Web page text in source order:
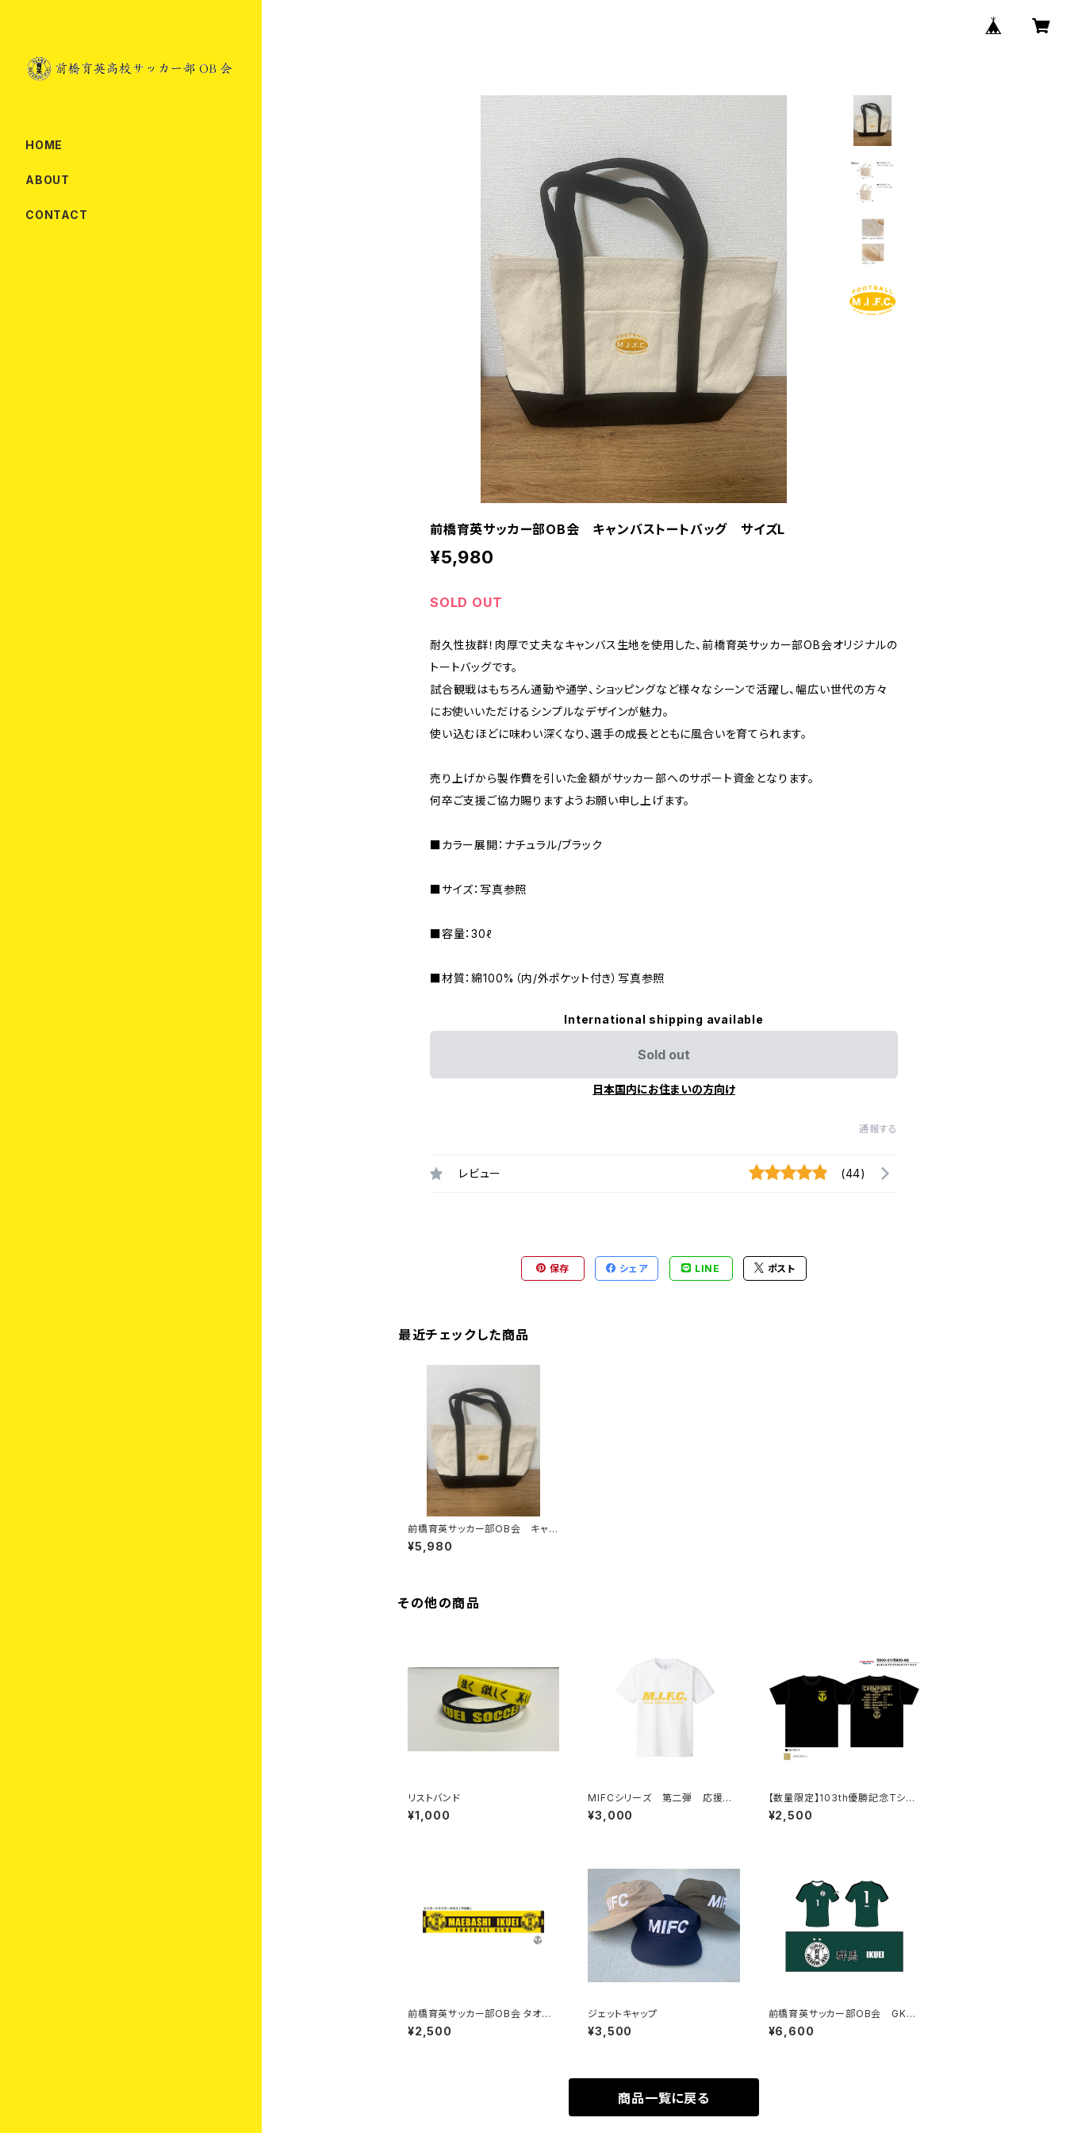
前橋育英サッカー部OB会 キャンバストートバッグ サイズL
¥5,980
SOLD OUT
耐久性抜群！肉厚で丈夫なキャンバス生地を使用した、前橋育英サッカー部OB会オリジナルの
トートバッグです。
試合観戦はもちろん通勤や通学、ショッピングなど様々なシーンで活躍し、幅広い世代の方々
にお使いいただけるシンプルなデザインが魅力。
使い込むほどに味わい深くなり、選手の成長とともに風合いを育てられます。
売り上げから製作費を引いた金額がサッカー部へのサポート資金となります。
何卒ご支援ご協力賜りますようお願い申し上げます。
■カラー展開：ナチュラル/ブラック
■サイズ：写真参照
■容量：30ℓ
■材質：綿100%（内/外ポケット付き）写真参照
International shipping available
Sold out
日本国内にお住まいの方向け
通報する
レビュー (44)
保存 シェア LINE ポスト
最近チェックした商品
前橋育英サッカー部OB会 キャン
バストートバッグ サイズL
¥5,980
その他の商品
リストバンド
¥1,000
MIFCシリーズ 第二弾 応援T
シャツ（再販）
¥3,000
【数量限定】103th優勝記念Tシャ
ツ / 戦績Ver.
¥2,500
前橋育英サッカー部OB会 タオル
マフラー
¥2,500
ジェットキャップ
¥3,500
前橋育英サッカー部OB会 GKレ
プリカユニフォーム
¥6,600
商品一覧に戻る
HOME
ABOUT
CONTACT